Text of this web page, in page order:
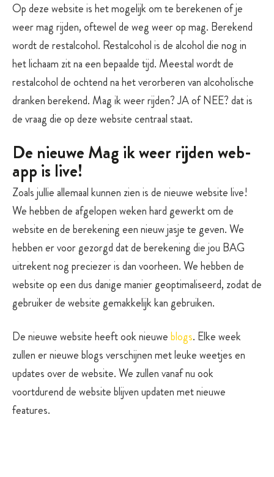
x
Op deze website is het mogelijk om te berekenen of je
weer mag rijden, oftewel de weg weer op mag. Berekend
wordt de restalcohol. Restalcohol is de alcohol die nog in
het lichaam zit na een bepaalde tijd. Meestal wordt de
restalcohol de ochtend na het verorberen van alcoholische
dranken berekend. Mag ik weer rijden? JA of NEE? dat is
de vraag die op deze website centraal staat.
De nieuwe Mag ik weer rijden web-
app is live!
Zoals jullie allemaal kunnen zien is de nieuwe website live!
We hebben de afgelopen weken hard gewerkt om de
website en de berekening een nieuw jasje te geven. We
hebben er voor gezorgd dat de berekening die jou BAG
uitrekent nog preciezer is dan voorheen. We hebben de
website op een dus danige manier geoptimaliseerd, zodat de
gebruiker de website gemakkelijk kan gebruiken.
De nieuwe website heeft ook nieuweblogs. Elke week
zullen er nieuwe blogs verschijnen met leuke weetjes en
updates over de website. We zullen vanaf nu ook
voortdurend de website blijven updaten met nieuwe
features.